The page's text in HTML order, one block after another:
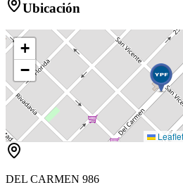
Ubicación
+
−
Leaflet
DEL CARMEN 986